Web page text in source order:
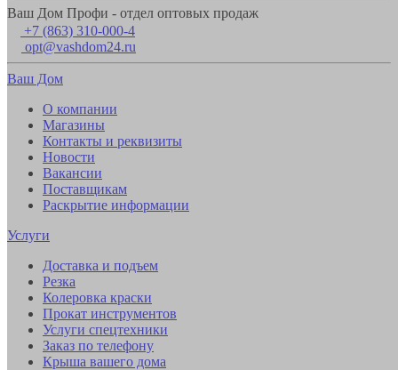
Ваш Дом Профи - отдел оптовых продаж
+7 (863) 310-000-4
opt@vashdom24.ru
Ваш Дом
О компании
Магазины
Контакты и реквизиты
Новости
Вакансии
Поставщикам
Раскрытие информации
Услуги
Доставка и подъем
Резка
Колеровка краски
Прокат инструментов
Услуги спецтехники
Заказ по телефону
Крыша вашего дома